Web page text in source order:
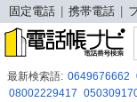
固定電話 携帯電話
最新検索語: 0649676662
08002229417